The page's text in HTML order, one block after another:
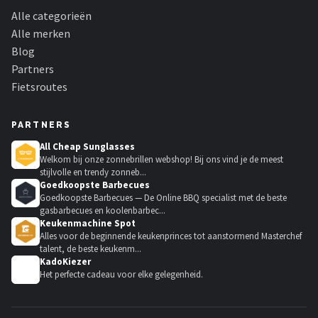
Alle categorieën
Alle merken
Blog
Partners
Fietsroutes
PARTNERS
All Cheap Sunglasses
Welkom bij onze zonnebrillen webshop! Bij ons vind je de meest
stijlvolle en trendy zonneb...
Goedkoopste Barbecues
Goedkoopste Barbecues — De Online BBQ specialist met de beste
gasbarbecues en koolenbarbec...
Keukenmachine Spot
Alles voor de beginnende keukenprinces tot aanstormend Masterchef
talent, de beste keukenm...
KadoKiezer
Het perfecte cadeau voor elke gelegenheid.